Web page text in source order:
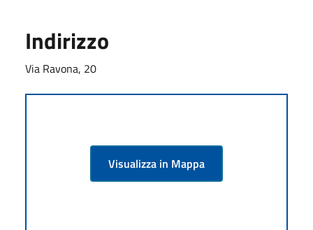
Indirizzo
Via Ravona, 20
Visualizza in Mappa